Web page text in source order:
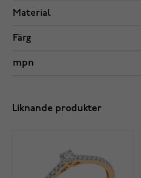
Material
Färg
mpn
Liknande produkter